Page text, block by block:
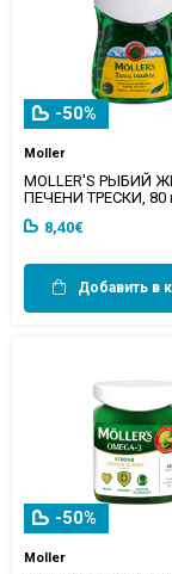
-50%
Moller
MOLLER'S РЫБИЙ
ПЕЧЕНИ ТРЕСКИ, 80
8,40€
Добавить в
-50%
Moller